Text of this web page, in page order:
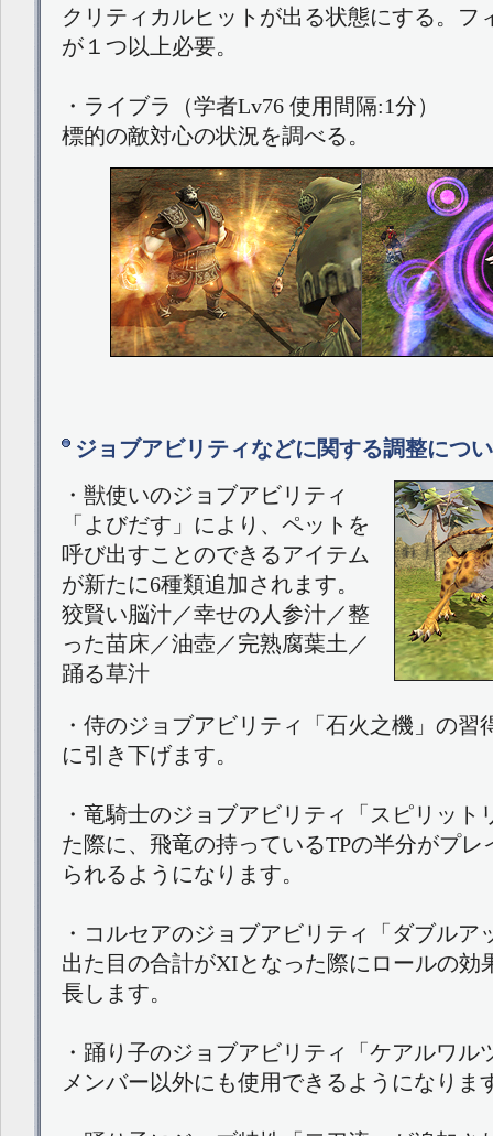
クリティカルヒットが出る状態にする。フ
が１つ以上必要。
・ライブラ（学者Lv76 使用間隔:1分）
標的の敵対心の状況を調べる。
ジョブアビリティなどに関する調整につ
・獣使いのジョブアビリティ
「よびだす」により、ペットを
呼び出すことのできるアイテム
が新たに6種類追加されます。
狡賢い脳汁／幸せの人参汁／整
った苗床／油壺／完熟腐葉土／
踊る草汁
・侍のジョブアビリティ「石火之機」の
に引き下げます。
・竜騎士のジョブアビリティ「スピリット
た際に、飛竜の持っているTPの半分がプレ
られるようになります。
・コルセアのジョブアビリティ「ダブルア
出た目の合計がXIとなった際にロールの効
長します。
・踊り子のジョブアビリティ「ケアルワル
メンバー以外にも使用できるようになりま